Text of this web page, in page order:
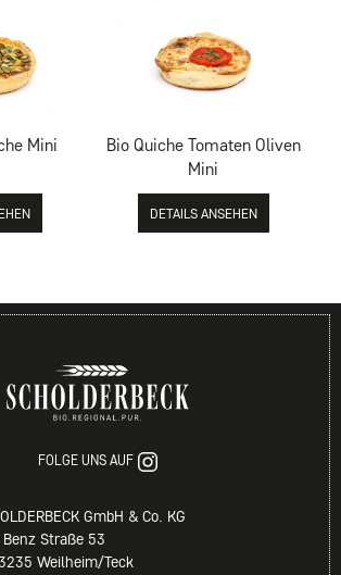
Mini
Bio Quiche Tomaten Oliven
Mini
DETAILS ANSEHEN
FOLGE UNS AUF
GmbH & Co. KG
Benz Straße 53
Weilheim/Teck